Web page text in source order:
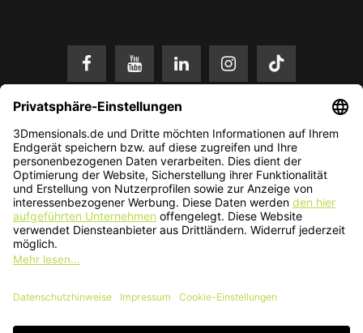
* Alle Preise in EUR inkl. gesetzl. Mehrwertsteuer zzgl. Versandkosten.
Änderungen und Irrtümer vorbehalten. Nur solange der Vorrat reicht.
© 2026 3Dmensionals / PONTIALIS GmbH & Co. KG - All Rights Reserved.​
Kundenbewertung